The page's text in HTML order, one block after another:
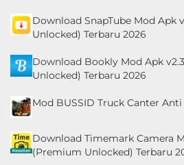
Download SnapTube Mod Apk
Unlocked) Terbaru 2026
Download Bookly Mod Apk
Unlocked) Terbaru 2026
Mod BUSSID Truck Canter Anti
Download Timemark Camera
(Premium Unlocked) Terbaru